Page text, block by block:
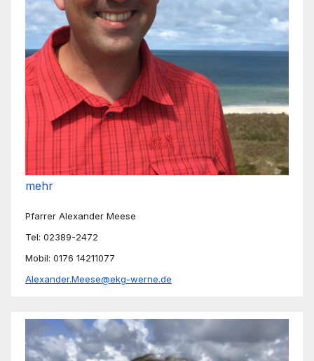
mehr
Pfarrer Alexander Meese
Tel: 02389-2472
Mobil: 0176 14211077
Alexander.Meese@ekg-werne.de